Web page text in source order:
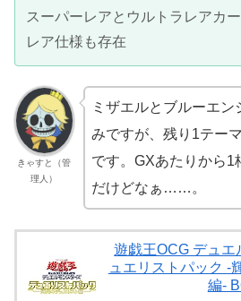
スーパーレアとウルトラレアカ
レア仕様も存在
きゃすと（管
理人）
ミザエルとブルーエ
みですが、残り1テー
です。GXあたりから1
だけどなぁ……。
遊戯王OCG デュ
ュエリストパック -
編-